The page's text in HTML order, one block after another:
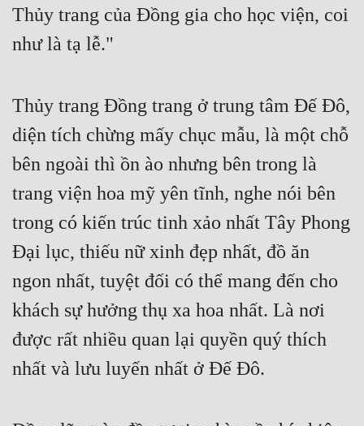
Thủy trang của Đồng gia cho học viện, coi
như là tạ lễ."
Thủy trang Đồng trang ở trung tâm Đế Đô,
diện tích chừng mấy chục mẫu, là một chỗ
bên ngoài thì ồn ào nhưng bên trong là
trang viện hoa mỹ yên tĩnh, nghe nói bên
trong có kiến trúc tinh xảo nhất Tây Phong
Đại lục, thiếu nữ xinh đẹp nhất, đồ ăn
ngon nhất, tuyệt đối có thể mang đến cho
khách sự hưởng thụ xa hoa nhất. Là nơi
được rất nhiều quan lại quyền quý thích
nhất và lưu luyến nhất ở Đế Đô.